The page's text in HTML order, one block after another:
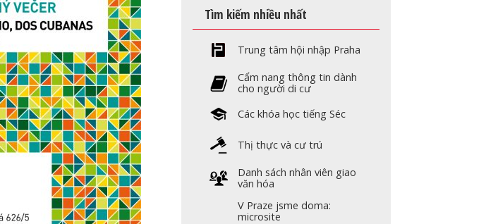
Tìm kiếm nhiều nhất
Trung tâm hội nhập Praha
Cẩm nang thông tin dành
cho người di cư
Các khóa học tiếng Séc
Thị thực và cư trú
Danh sách nhân viên giao
văn hóa
V Praze jsme doma:
microsite